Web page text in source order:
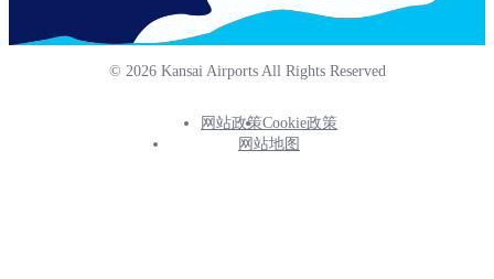
© 2026 Kansai Airports All Rights Reserved
Footer
网站政策Cookie政策
网站地图